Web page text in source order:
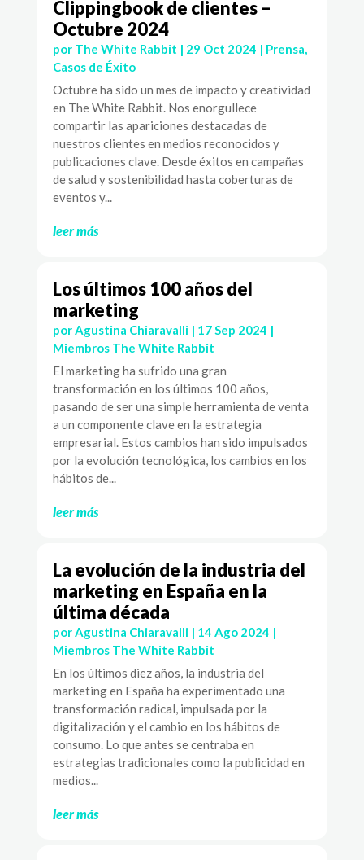
Clippingbook de clientes –
Octubre 2024
por The White Rabbit | 29 Oct 2024 | Prensa,
Casos de Éxito
Octubre ha sido un mes de impacto y creatividad
en The White Rabbit. Nos enorgullece
compartir las apariciones destacadas de
nuestros clientes en medios reconocidos y
publicaciones clave. Desde éxitos en campañas
de salud y sostenibilidad hasta coberturas de
eventos y...
leer más
Los últimos 100 años del
marketing
porAgustina Chiaravalli| 17 Sep 2024 |
Miembros The White Rabbit
El marketing ha sufrido una gran
transformación en los últimos 100 años,
pasando de ser una simple herramienta de venta
a un componente clave en la estrategia
empresarial. Estos cambios han sido impulsados
por la evolución tecnológica, los cambios en los
hábitos de...
leer más
La evolución de la industria del
marketing en España en la
última década
porAgustina Chiaravalli| 14 Ago 2024 |
Miembros The White Rabbit
En los últimos diez años, la industria del
marketing en España ha experimentado una
transformación radical, impulsada por la
digitalización y el cambio en los hábitos de
consumo. Lo que antes se centraba en
estrategias tradicionales como la publicidad en
medios...
leer más